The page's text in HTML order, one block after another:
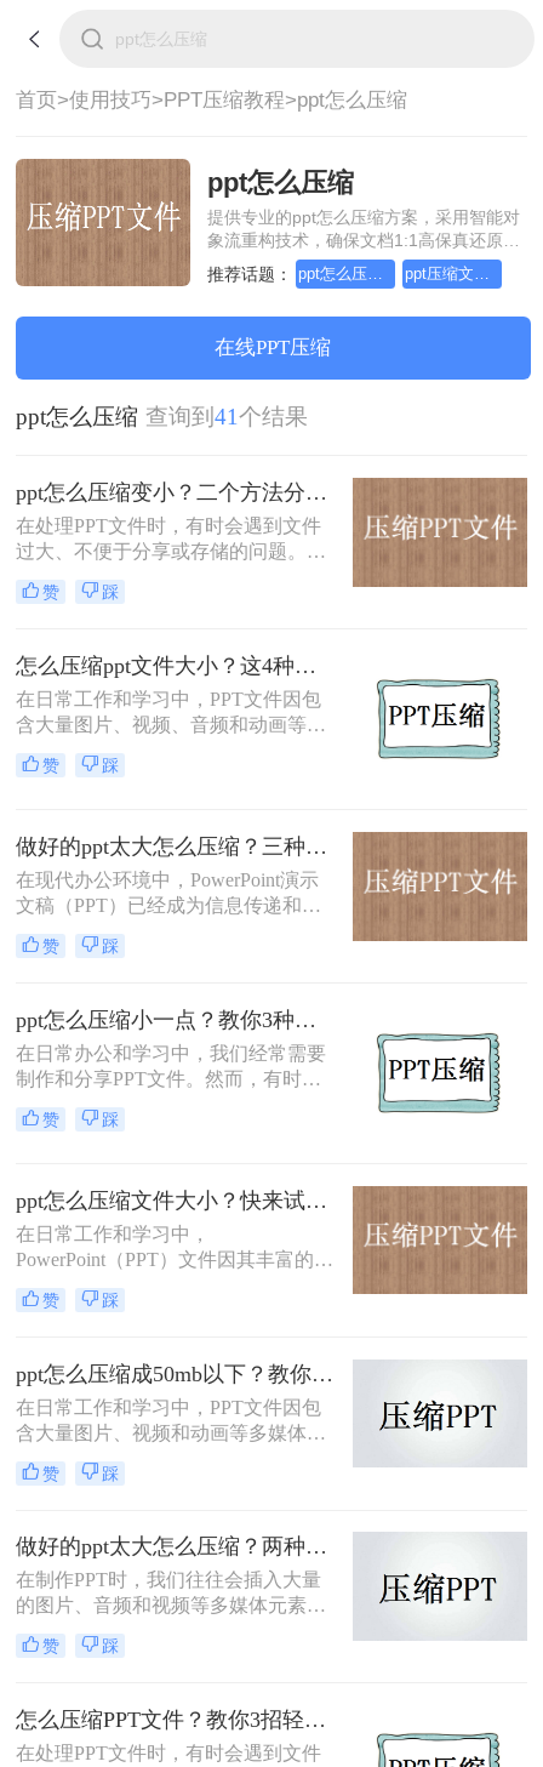
首页>使用技巧>PPT压缩教程>ppt怎么压缩
ppt怎么压缩
提供专业的ppt怎么压缩方案，采用智能对
象流重构技术，确保文档1:1高保真还原且
排版不乱码。支持一键批量处理，全链路
SSL 加密保障隐私安全。助您快速实现ppt
推荐话题： ppt怎么压缩变小 ppt压缩文件怎么变小
在线PPT压缩
ppt怎么压缩 查询到41个结果
ppt怎么压缩变小？二个方法分享给你！
在处理PPT文件时，有时会遇到文件
过大、不便于分享或存储的问题。那
么ppt怎么压缩变小呢？本文将介绍两
种实用的PPT压缩方法，帮助您轻松
赞 踩
怎么压缩ppt文件大小？这4种压缩方法可以了解下！
在日常工作和学习中，PPT文件因包
含大量图片、视频、音频和动画等多
媒体元素，往往导致文件体积过大，
这不仅占用存储空间，还会影响文件
存储和传输效率，本文将介绍四种实
用的PPT文件压缩方法。
赞 踩
做好的ppt太大怎么压缩？三种高效压缩方法助你轻松减负!
在现代办公环境中，PowerPoint演示
文稿（PPT）已经成为信息传递和展
示的重要工具。然而，随着多媒体内
容的增加，PPT文件体积往往变得非
率，也增加了存储成本。为了帮助您
解决做好的ppt太大怎么压缩问题，本
文将介绍三种有效的PPT压缩方法。
赞 踩
ppt怎么压缩小一点？教你3种简单实用的压缩方法!
在日常办公和学习中，我们经常需要
制作和分享PPT文件。然而，有时文
件过大可能导致分享或传输不便。为
了解决ppt怎么压缩小一点问题，我们
本文将介绍三种实用的PPT压缩方
法，帮助你轻松实现这一目标。
赞 踩
ppt怎么压缩文件大小？快来试试这3种高效压缩方法！
在日常工作和学习中，
PowerPoint（PPT）文件因其丰富的多
媒体内容而广受欢迎。然而，随着内
容的增加，文件体积也相应增大，这
件的快速传输。为了帮助您解决ppt怎
么压缩文件大小问题，本文将介绍三
种有效的方法来压缩PPT文件大小。
赞 踩
ppt怎么压缩成50mb以下？教你3种高效压缩方法！
在日常工作和学习中，PPT文件因包
含大量图片、视频和动画等多媒体元
素，往往会导致文件体积过大，不仅
占用存储空间，还会影响文件传输速
至50MB以下，那么ppt怎么压缩成
50mb以下呢？本文将介绍三种实用的
方法。
赞 踩
做好的ppt太大怎么压缩？两种压缩方法帮你解决！
在制作PPT时，我们往往会插入大量
的图片、音频和视频等多媒体元素，
导致PPT文件体积庞大，不仅占用存
储空间，还影响文件的传输效率。那
介绍两种有效的PPT压缩方法，帮助
你轻松解决这一问题。
赞 踩
怎么压缩PPT文件？教你3招轻松搞定！
在处理PPT文件时，有时会遇到文件